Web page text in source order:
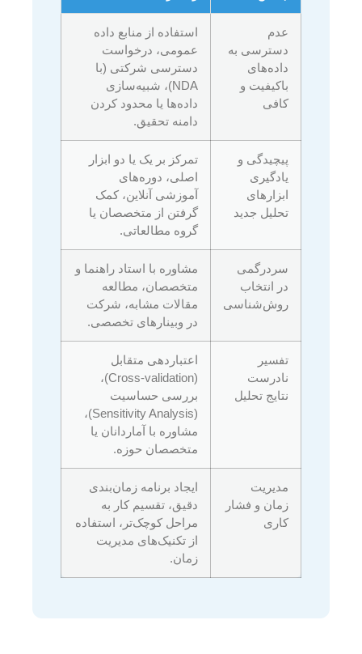
عدم
دسترسی به
داده‌های
باکیفیت و
کافی
استفاده از منابع داده
عمومی، درخواست
دسترسی شرکتی (با
NDA)، شبیه‌سازی
داده‌ها یا محدود کردن
دامنه تحقیق.
پیچیدگی و
یادگیری
ابزارهای
تحلیل جدید
تمرکز بر یک یا دو ابزار
اصلی، دوره‌های
آموزشی آنلاین، کمک
گرفتن از متخصصان یا
گروه مطالعاتی.
سردرگمی
در انتخاب
روش‌شناسی
مشاوره با استاد راهنما و
متخصصان، مطالعه
مقالات مشابه، شرکت
در وبینارهای تخصصی.
تفسیر
نادرست
نتایج تحلیل
اعتباردهی متقابل
(Cross-validation)،
بررسی حساسیت
(Sensitivity Analysis)،
مشاوره با آماردانان یا
متخصصان حوزه.
مدیریت
زمان و فشار
کاری
ایجاد برنامه زمان‌بندی
دقیق، تقسیم کار به
مراحل کوچک‌تر، استفاده
از تکنیک‌های مدیریت
زمان.